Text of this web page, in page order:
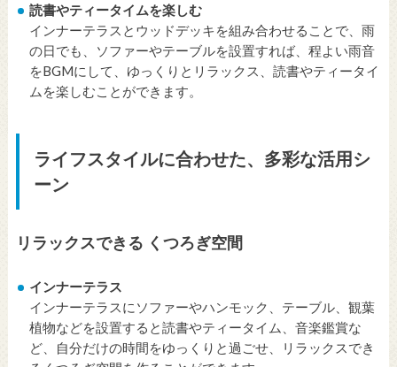
読書やティータイムを楽しむ
インナーテラスとウッドデッキを組み合わせることで、雨
の日でも、ソファーやテーブルを設置すれば、程よい雨音
をBGMにして、ゆっくりとリラックス、読書やティータイ
ムを楽しむことができます。
ライフスタイルに合わせた、多彩な活用シ
ーン
リラックスできる くつろぎ空間
インナーテラス
インナーテラスにソファーやハンモック、テーブル、観葉
植物などを設置すると読書やティータイム、音楽鑑賞な
ど、自分だけの時間をゆっくりと過ごせ、リラックスでき